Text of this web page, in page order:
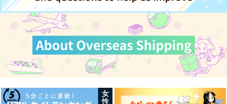
センチメンタルな夜に
君と
ねんごろ
944円（税込）
流川楓×三井寿
愛爛漫
はぴえん
629円（税込）
流川楓×三井寿
オレのウチの先輩の部
くり百貨店
550円（税込）
流川楓×三井寿
サンプル
カート
サンプル